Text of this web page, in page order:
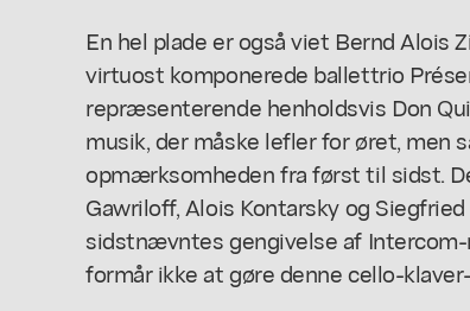
En hel plade er også viet Bernd Alois
virtuost komponerede ballettrio
repræsenterende henholdsvis Don
musik, der måske lefler for øret, men
opmærksomheden fra først til sidst.
Gawriloff, Alois Kontarsky og
sidstnævntes gengivelse af
formår ikke at gøre denne cello-